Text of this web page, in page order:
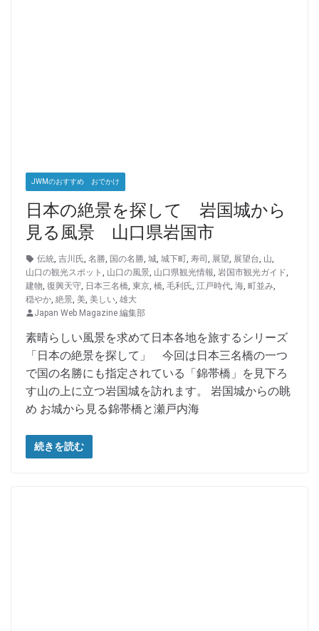
JWMのおすすめ おでかけ
日本の絶景を探して 岩国城から
見る風景 山口県岩国市
伝統 吉川氏 名勝 国の名勝 城 城下町 寿司 展望 展望台 山
山口の観光スポット
山口の風景 山口県観光情報 岩国市観光ガイド
建物 復興天守 日本三名橋 東京 橋 毛利氏 江戸時代 海 町並み
穏やか 絶景 美 美しい 雄大
Japan Web Magazine 編集部
素晴らしい風景を求めて日本各地を旅するシリーズ
「日本の絶景を探して」 今回は日本三名橋の一つ
で国の名勝にも指定されている「錦帯橋」を見下ろ
す山の上に立つ岩国城を訪れます。 岩国城からの眺
め お城から見る錦帯橋と瀬戸内海
続きを読む